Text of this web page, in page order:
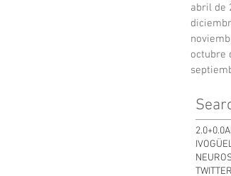
abril de
octubre
2.0+0.0
TWITTER